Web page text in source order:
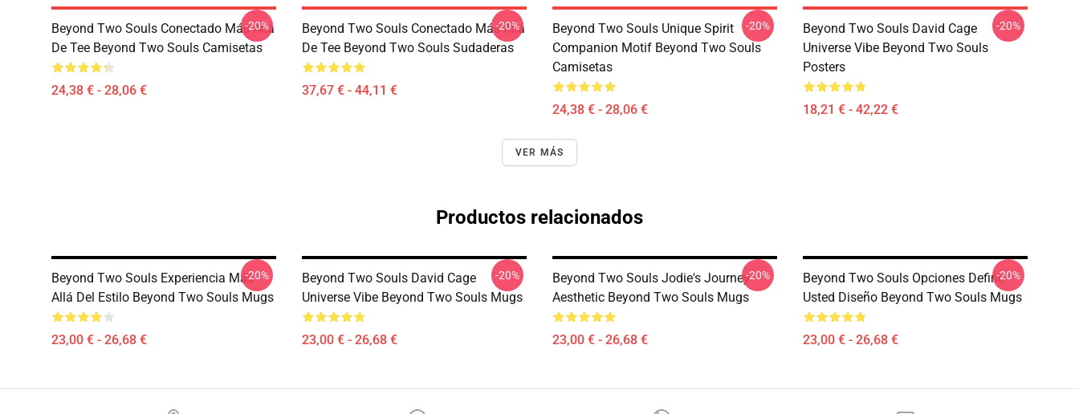
Beyond Two Souls Conectado Más Allá
De Tee Beyond Two Souls Camisetas
24,38 € - 28,06 €
-20%
Beyond Two Souls Conectado Más Allá
De Tee Beyond Two Souls Sudaderas
37,67 € - 44,11 €
-20%
Beyond Two Souls Unique Spirit
Companion Motif Beyond Two Souls
Camisetas
24,38 € - 28,06 €
-20%
Beyond Two Souls David Cage
Universe Vibe Beyond Two Souls
Posters
18,21 € - 42,22 €
-20%
VER MÁS
Productos relacionados
Beyond Two Souls Experiencia Más
Allá Del Estilo Beyond Two Souls Mugs
23,00 € - 26,68 €
-20%
Beyond Two Souls David Cage
Universe Vibe Beyond Two Souls Mugs
23,00 € - 26,68 €
-20%
Beyond Two Souls Jodie's Journey
Aesthetic Beyond Two Souls Mugs
23,00 € - 26,68 €
-20%
Beyond Two Souls Opciones Define
Usted Diseño Beyond Two Souls Mugs
23,00 € - 26,68 €
-20%